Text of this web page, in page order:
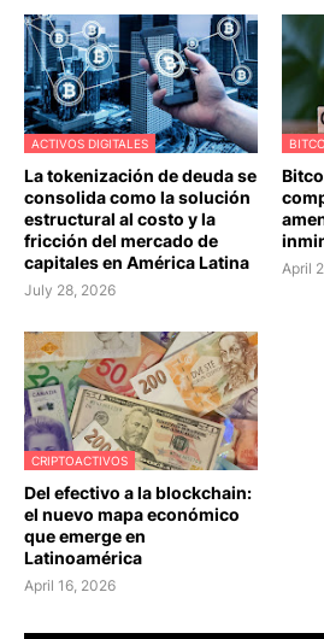
ACTIVOS DIGITALES
La tokenización de deuda se
consolida como la solución
estructural al costo y la
fricción del mercado de
capitales en América Latina
July 28, 2026
April
CRIPTOACTIVOS
Del efectivo a la blockchain:
el nuevo mapa económico
que emerge en
Latinoamérica
April 16, 2026